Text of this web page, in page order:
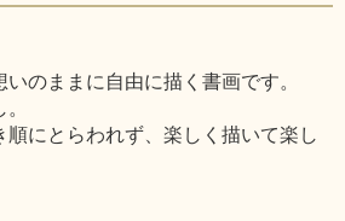
のままに自由に描く書画です。
にとらわれず、楽しく描いて楽し